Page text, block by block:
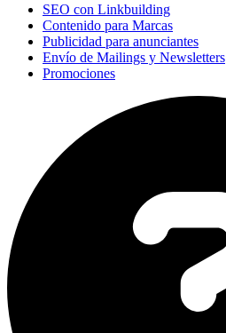
SEO con Linkbuilding
Contenido para Marcas
Publicidad para anunciantes
Envío de Mailings y Newsletters
Promociones